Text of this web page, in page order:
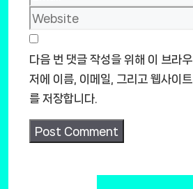
Website
다음 번 댓글 작성을 위해 이 브라우
저에 이름, 이메일, 그리고 웹사이트
를 저장합니다.